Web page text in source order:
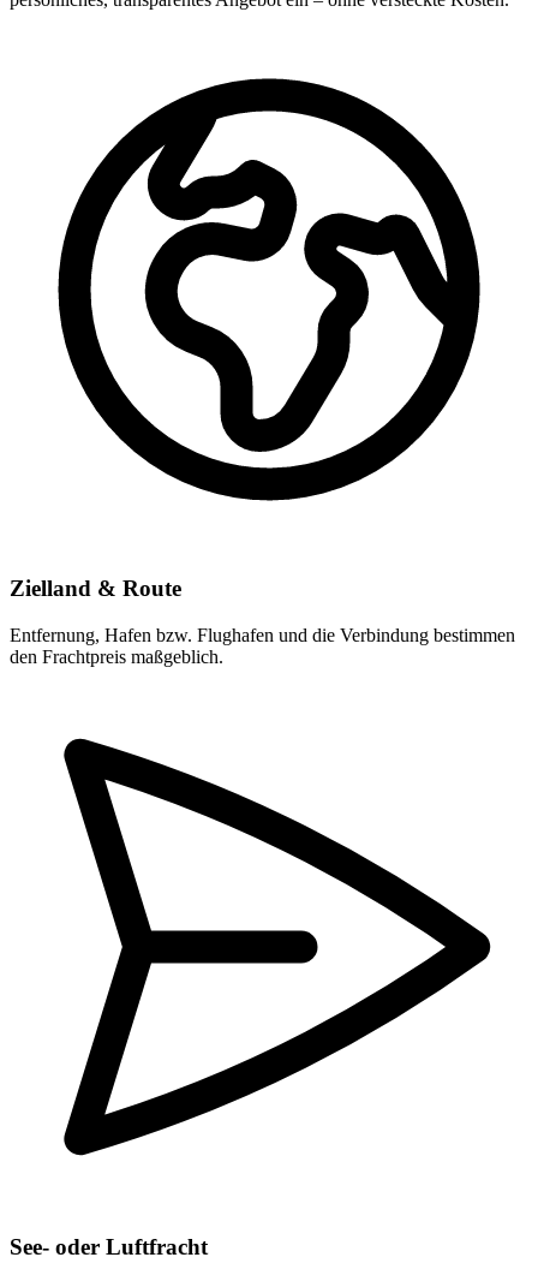
Zielland & Route
Entfernung, Hafen bzw. Flughafen und die Verbindung bestimmen
den Frachtpreis maßgeblich.
See- oder Luftfracht